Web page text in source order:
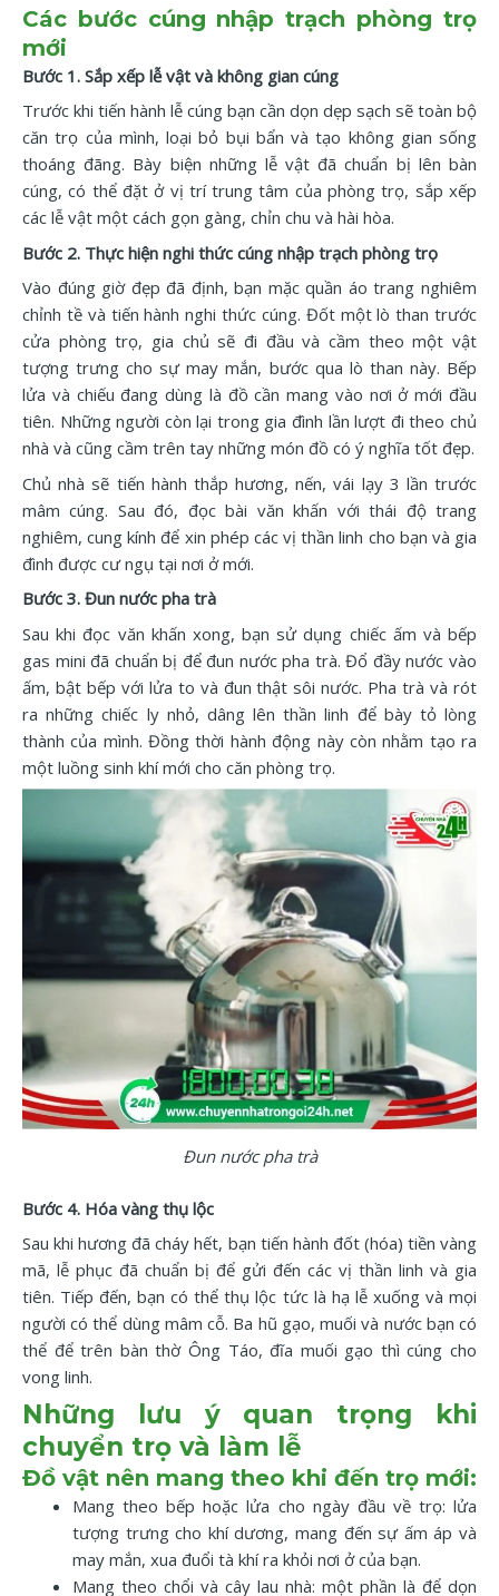
Các bước cúng nhập trạch phòng trọ
mới
Bước 1. Sắp xếp lễ vật và không gian cúng
Trước khi tiến hành lễ cúng bạn cần dọn dẹp sạch sẽ toàn bộ
căn trọ của mình, loại bỏ bụi bẩn và tạo không gian sống
thoáng đãng. Bày biện những lễ vật đã chuẩn bị lên bàn
cúng, có thể đặt ở vị trí trung tâm của phòng trọ, sắp xếp
các lễ vật một cách gọn gàng, chỉn chu và hài hòa.
Bước 2. Thực hiện nghi thức cúng nhập trạch phòng trọ
Vào đúng giờ đẹp đã định, bạn mặc quần áo trang nghiêm
chỉnh tề và tiến hành nghi thức cúng. Đốt một lò than trước
cửa phòng trọ, gia chủ sẽ đi đầu và cầm theo một vật
tượng trưng cho sự may mắn, bước qua lò than này. Bếp
lửa và chiếu đang dùng là đồ cần mang vào nơi ở mới đầu
tiên. Những người còn lại trong gia đình lần lượt đi theo chủ
nhà và cũng cầm trên tay những món đồ có ý nghĩa tốt đẹp.
Chủ nhà sẽ tiến hành thắp hương, nến, vái lạy 3 lần trước
mâm cúng. Sau đó, đọc bài văn khấn với thái độ trang
nghiêm, cung kính để xin phép các vị thần linh cho bạn và gia
đình được cư ngụ tại nơi ở mới.
Bước 3. Đun nước pha trà
Sau khi đọc văn khấn xong, bạn sử dụng chiếc ấm và bếp
gas mini đã chuẩn bị để đun nước pha trà. Đổ đầy nước vào
ấm, bật bếp với lửa to và đun thật sôi nước. Pha trà và rót
ra những chiếc ly nhỏ, dâng lên thần linh để bày tỏ lòng
thành của mình. Đồng thời hành động này còn nhằm tạo ra
một luồng sinh khí mới cho căn phòng trọ.
Đun nước pha trà
Bước 4. Hóa vàng thụ lộc
Sau khi hương đã cháy hết, bạn tiến hành đốt (hóa) tiền vàng
mã, lễ phục đã chuẩn bị để gửi đến các vị thần linh và gia
tiên. Tiếp đến, bạn có thể thụ lộc tức là hạ lễ xuống và mọi
người có thể dùng mâm cỗ. Ba hũ gạo, muối và nước bạn có
thể để trên bàn thờ Ông Táo, đĩa muối gạo thì cúng cho
vong linh.
Những lưu ý quan trọng khi
chuyển trọ và làm lễ
Đồ vật nên mang theo khi đến trọ mới:
Mang theo bếp hoặc lửa cho ngày đầu về trọ: lửa
tượng trưng cho khí dương, mang đến sự ấm áp và
may mắn, xua đuổi tà khí ra khỏi nơi ở của bạn.
Mang theo chổi và cây lau nhà: một phần là để dọn